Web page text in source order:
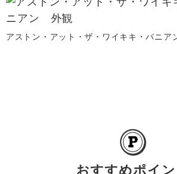
アストン・アット・ザ・ワイキキ・バニ
おすすめポイン